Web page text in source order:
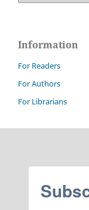
Information
For Readers
For Authors
For Librarians